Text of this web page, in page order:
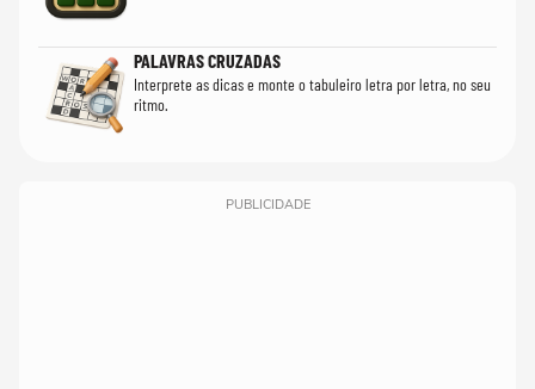
PALAVRAS CRUZADAS
Interprete as dicas e monte o tabuleiro letra por letra, no seu
ritmo.
PUBLICIDADE